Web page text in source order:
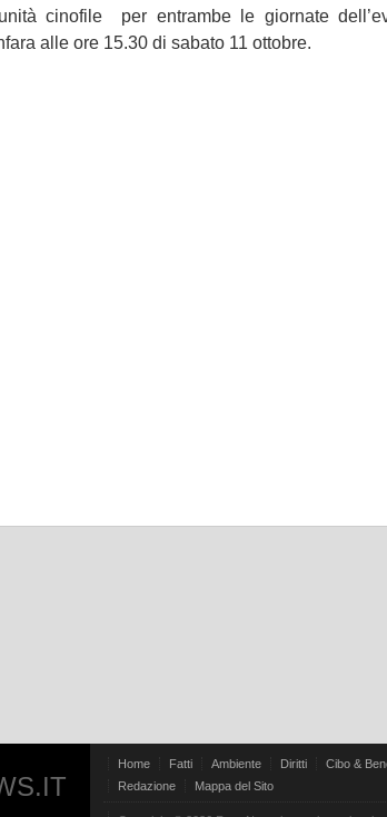
cinofile per entrambe le giornate
alle ore 15.30 di sabato 11 ottobre.
Home Fatti Ambiente Diritti Cibo &
Redazione
Mappa del Sito